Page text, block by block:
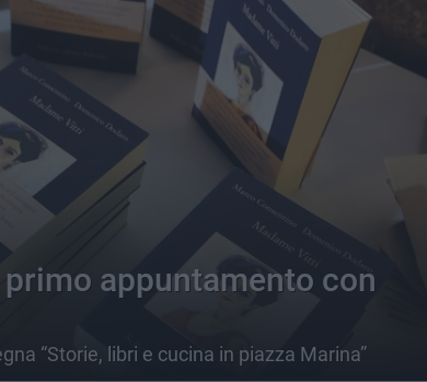
appuntamento con
“Storie, libri e cucina in piazza Marina”